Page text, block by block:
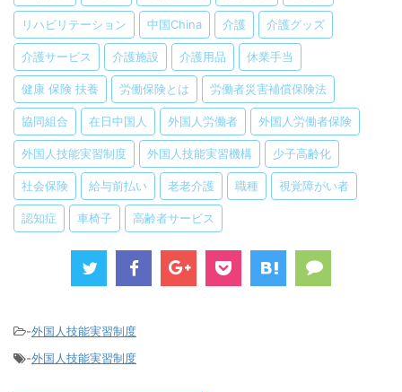
リハビリテーション 中国China 介護 介護グッズ
介護サービス 介護施設 介護用品 休業手当
健康 保険 扶養 労働保険とは 労働者災害補償保険法
協同組合 在日中国人 外国人労働者 外国人労働者保険
外国人技能実習制度 外国人技能実習機構 少子高齢化
社会保険 給与前払い 老老介護 職種 視覚障がい者
認知症 車椅子 高齢者サービス
-外国人技能実習制度
-外国人技能実習制度